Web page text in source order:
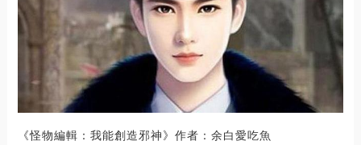
《怪物編輯：我能創造邪神》作者：余白愛吃魚